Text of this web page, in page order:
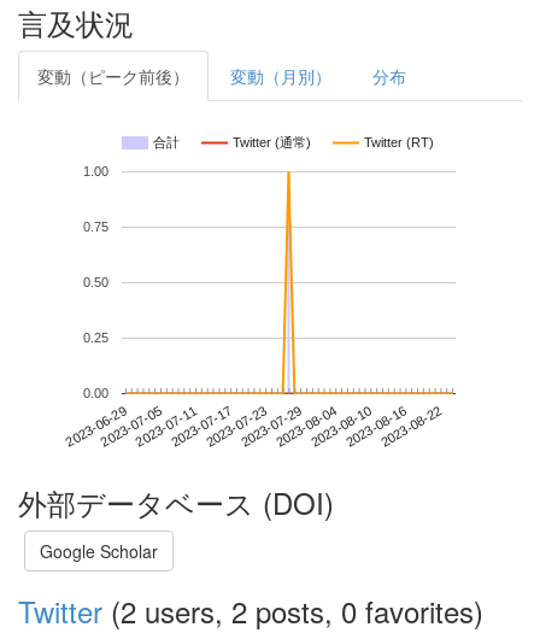
言及状況
変動（ピーク前後） 変動（月別） 分布
合計 Twitter (通常) Twitter (RT)
2023-06-292023-07-052023-07-112023-07-172023-07-232023-07-292023-08-042023-08-102023-08-162023-08-22
0.00
0.25
0.50
0.75
1.00
外部データベース (DOI)
Google Scholar
Twitter (2 users, 2 posts, 0 favorites)